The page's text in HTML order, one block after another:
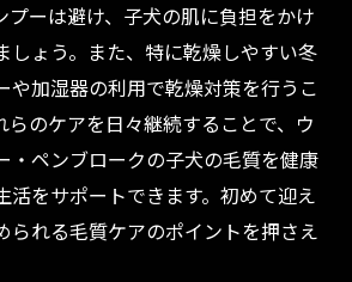
プーは避け、子犬の肌に負担をかけ
しょう。また、特に乾燥しやすい冬
や加湿器の利用で乾燥対策を行うこ
らのケアを日々継続することで、ウ
・ペンブロークの子犬の毛質を健康
活をサポートできます。初めて迎え
られる毛質ケアのポイントを押さえ